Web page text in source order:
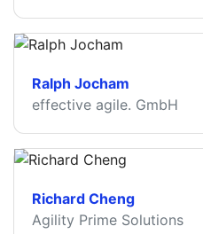
Ralph Jocham
effective agile. GmbH
Richard Cheng
Agility Prime Solutions